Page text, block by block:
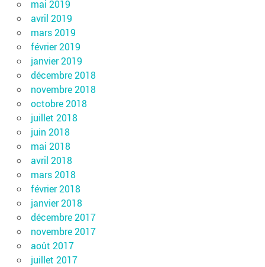
mai 2019
avril 2019
mars 2019
février 2019
janvier 2019
décembre 2018
novembre 2018
octobre 2018
juillet 2018
juin 2018
mai 2018
avril 2018
mars 2018
février 2018
janvier 2018
décembre 2017
novembre 2017
août 2017
juillet 2017